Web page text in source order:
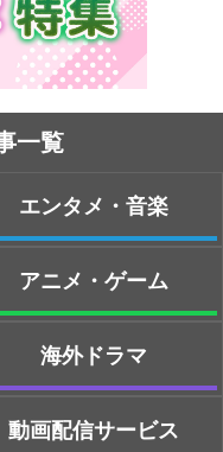
一覧
エンタメ・音楽
アニメ・ゲーム
海外ドラマ
動画配信サービス